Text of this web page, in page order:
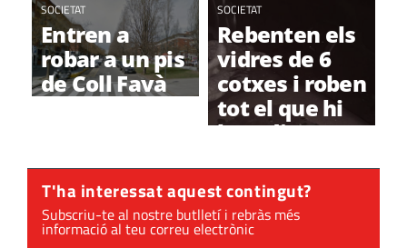
SOCIETAT
Entren a
robar a un pis
de Coll Favà
SOCIETAT
Rebenten els
vidres de 6
cotxes i roben
tot el que hi
ha a dins
T'ha interessat aquest contingut?
Subscriu-te al nostre butlletí i rebràs més
informació al teu correu electrònic